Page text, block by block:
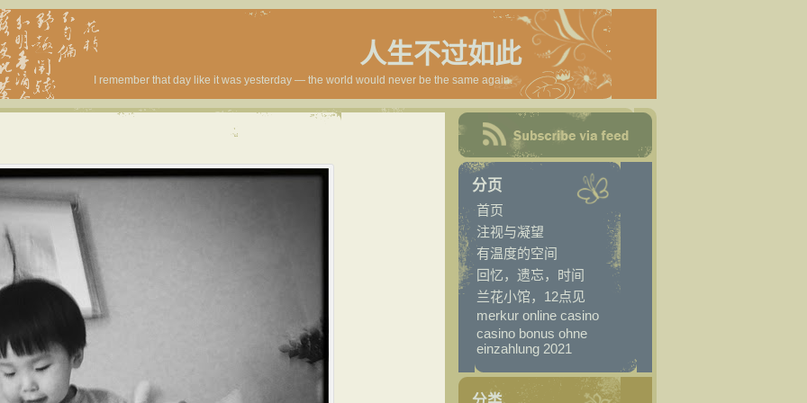
人生不过如此
I remember that day like it was yesterday — the world would never be the same again.
分页
首页
注视与凝望
有温度的空间
回忆，遗忘，时间
兰花小馆，12点见
merkur online casino
casino bonus ohne
einzahlung 2021